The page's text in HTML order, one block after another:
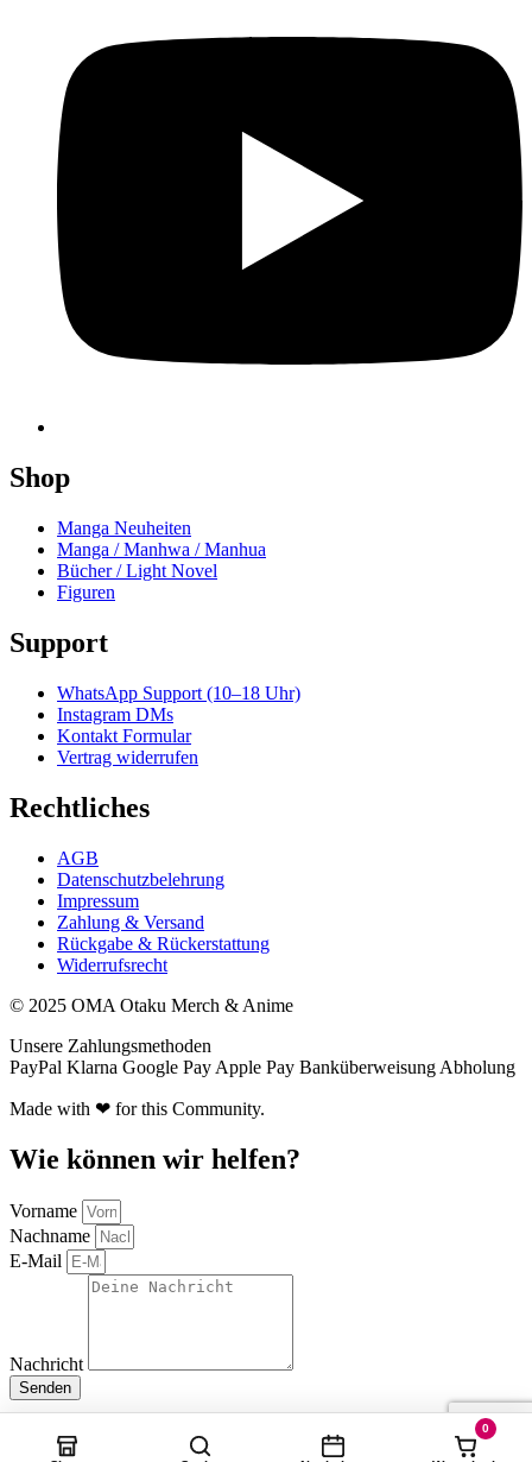
0
Shop
Manga Neuheiten
Manga / Manhwa / Manhua
Bücher / Light Novel
Figuren
Support
WhatsApp Support (10–18 Uhr)
Instagram DMs
Kontakt Formular
Vertrag widerrufen
Rechtliches
AGB
Datenschutzbelehrung
Impressum
Zahlung & Versand
Rückgabe & Rückerstattung
Widerrufsrecht
© 2025 OMA Otaku Merch & Anime
Unsere Zahlungsmethoden
PayPal Klarna Google Pay Apple Pay Banküberweisung Abholung
Made with ❤ for this Community.
Wie können wir helfen?
Vorname
Nachname
E-Mail
Nachricht
Senden